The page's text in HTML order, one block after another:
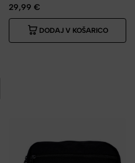
29,99 €
DODAJ V KOŠARICO